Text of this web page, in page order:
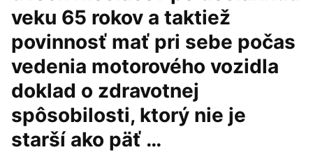
veku 65 rokov a taktiež
povinnosť mať pri sebe počas
vedenia motorového vozidla
doklad o zdravotnej
spôsobilosti, ktorý nie je
starší ako päť …